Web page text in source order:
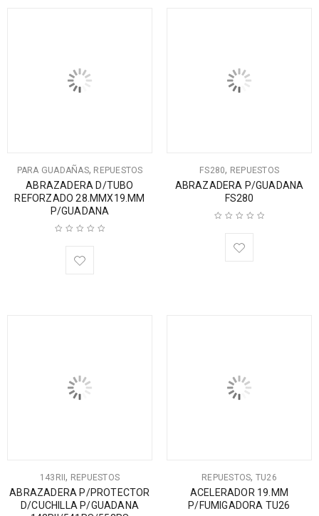
PARA GUADAÑAS, REPUESTOS
ABRAZADERA D/TUBO
REFORZADO 28.MMX19.MM
P/GUADANA
FS280, REPUESTOS
ABRAZADERA P/GUADANA
FS280
143RII, REPUESTOS
ABRAZADERA P/PROTECTOR
D/CUCHILLA P/GUADANA
REPUESTOS, TU26
ACELERADOR 19.MM
P/FUMIGADORA TU26